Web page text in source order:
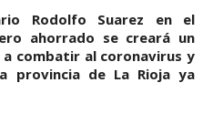
Rodolfo Suarez en el
ahorrado se creará un
combatir al coronavirus y
provincia de La Rioja ya